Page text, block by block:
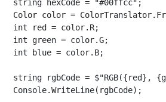
string hexCode = "#00ffcc";
Color color =
int red = color.R;
int green = color.G;
int blue = color.B;
string rgbCode = $"RGB({red},